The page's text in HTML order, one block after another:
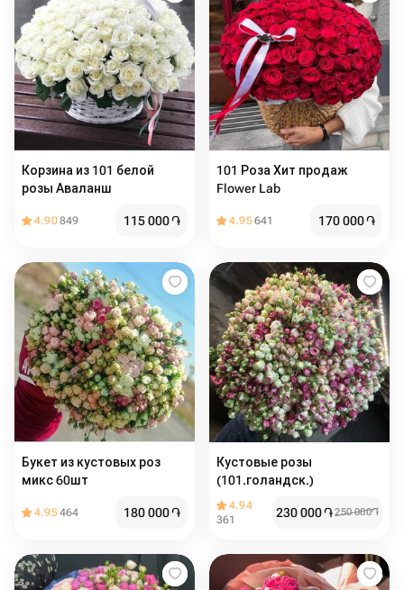
Корзина из 101 белой
розы Аваланш
4.90849 115 000֏
101 Роза Хит продаж
Flower Lab
4.95641 170 000֏
Букет из кустовых роз
микс 60шт
4.95464 180 000֏
Кустовые розы
(101.голандск.)
4.94
361
230 000֏250 000֏